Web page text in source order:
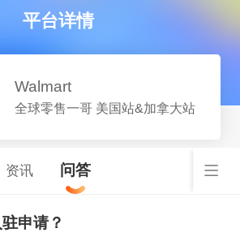
平台详情
Walmart
全球零售一哥 美国站&加拿大站
资讯 问答
申请？